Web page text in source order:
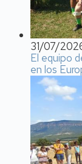
31/07/
El equipo
en los